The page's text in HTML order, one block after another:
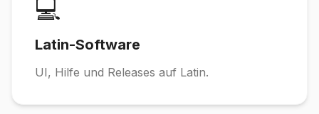
💻
Latin-Software
UI, Hilfe und Releases auf Latin.